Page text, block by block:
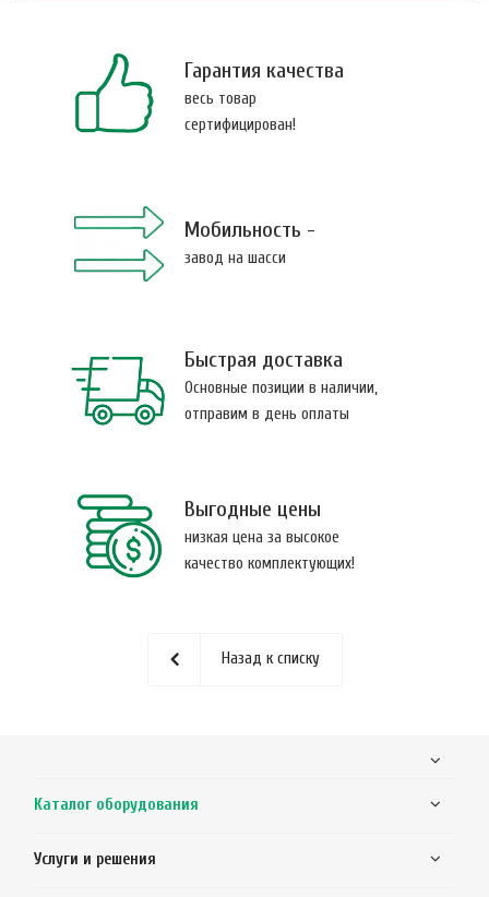
Гарантия качества
весь товар
сертифицирован!
Мобильность -
завод на шасси
Быстрая доставка
Основные позиции в наличии,
отправим в день оплаты
Выгодные цены
низкая цена за высокое
качество комплектующих!
Назад к списку
Каталог оборудования
Услуги и решения